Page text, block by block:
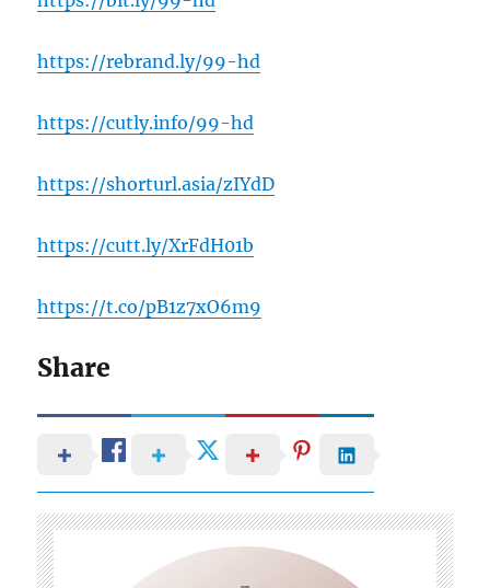
https://rebrand.ly/99-hd
https://cutly.info/99-hd
https://shorturl.asia/zIYdD
https://cutt.ly/XrFdH01b
https://t.co/pB1z7xO6m9
Share